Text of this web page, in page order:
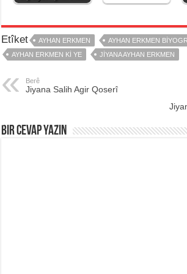
Etîket AYHAN ERKMEN
AYHAN ERKMEN
AYHAN ERKMEN KI YE
JIYANA AYHAN ERKMEN
Berê
Jiyana Salih Agir Qoserî
Bir Cevap Yazın